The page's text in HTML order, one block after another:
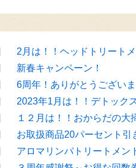
2月は！！ヘッドトリート
新春キャンペーン！
6周年！ありがとうござい
2023年1月は！！デトック
１２月は！！おからだの大
お取扱商品20パーセント引
アロマリンパトリートメン